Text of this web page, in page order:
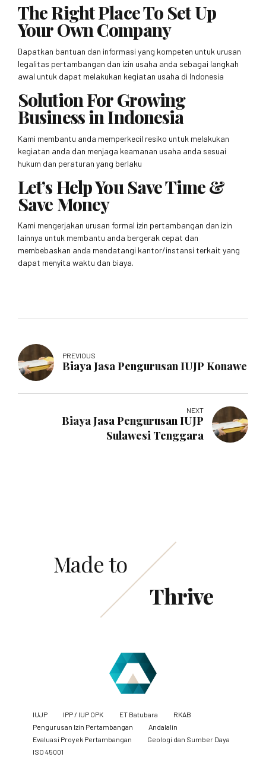
The Right Place To Set Up
Your Own Company
Dapatkan bantuan dan informasi yang kompeten untuk urusan
legalitas pertambangan dan izin usaha anda sebagai langkah
awal untuk dapat melakukan kegiatan usaha di Indonesia
Solution For Growing
Business in Indonesia
Kami membantu anda memperkecil resiko untuk melakukan
kegiatan anda dan menjaga keamanan usaha anda sesuai
hukum dan peraturan yang berlaku
Let’s Help You Save Time &
Save Money
Kami mengerjakan urusan formal izin pertambangan dan izin
lainnya untuk membantu anda bergerak cepat dan
membebaskan anda mendatangi kantor/instansi terkait yang
dapat menyita waktu dan biaya.
PREVIOUS
Biaya Jasa Pengurusan IUJP Konawe
NEXT
Biaya Jasa Pengurusan IUJP
Sulawesi Tenggara
Made to
Thrive
IUJP IPP / IUP OPK ET Batubara
RKAB
Pengurusan Izin Pertambangan
Andalalin
Evaluasi Proyek Pertambangan
Geologi dan Sumber Daya
ISO 45001